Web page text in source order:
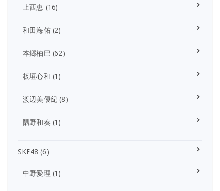
上西恵 (16)
和田海佑(2)
本郷柚巴 (62)
板垣心和 (1)
渡辺美優紀 (8)
隅野和奏 (1)
SKE48 (6)
中野愛理 (1)